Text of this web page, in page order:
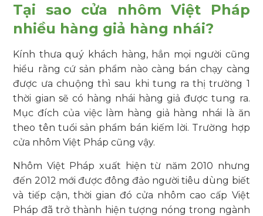
Tại sao cửa nhôm Việt Pháp
nhiều hàng giả hàng nhái?
Kính thưa quý khách hàng, hẳn mọi người cũng
hiểu rằng cứ sản phẩm nào càng bán chạy càng
được ưa chuộng thì sau khi tung ra thị trường 1
thời gian sẽ có hàng nhái hàng giả được tung ra.
Mục đích của việc làm hàng giả hàng nhái là ăn
theo tên tuổi sản phẩm bán kiếm lời. Trường hợp
cửa nhôm Việt Pháp cũng vậy.
Nhôm Việt Pháp xuất hiện từ năm 2010 nhưng
đến 2012 mới được đông đảo người tiêu dùng biết
và tiếp cận, thời gian đó cửa nhôm cao cấp Việt
Pháp đã trở thành hiện tượng nóng trong ngành